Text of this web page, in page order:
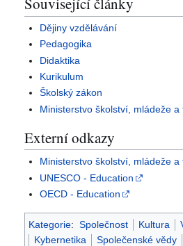
Dějiny vzdělávání
Pedagogika
Didaktika
Kurikulum
Školský zákon
Ministerstvo školství, mládeže a
Externí odkazy
Ministerstvo školství, mládeže a
UNESCO - Education
OECD - Education
Kategorie: Společnost Kultura
Kybernetika
Společenské vědy